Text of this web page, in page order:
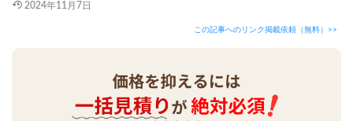
2024年11月7日
この記事へのリンク掲載依頼（無料）>>